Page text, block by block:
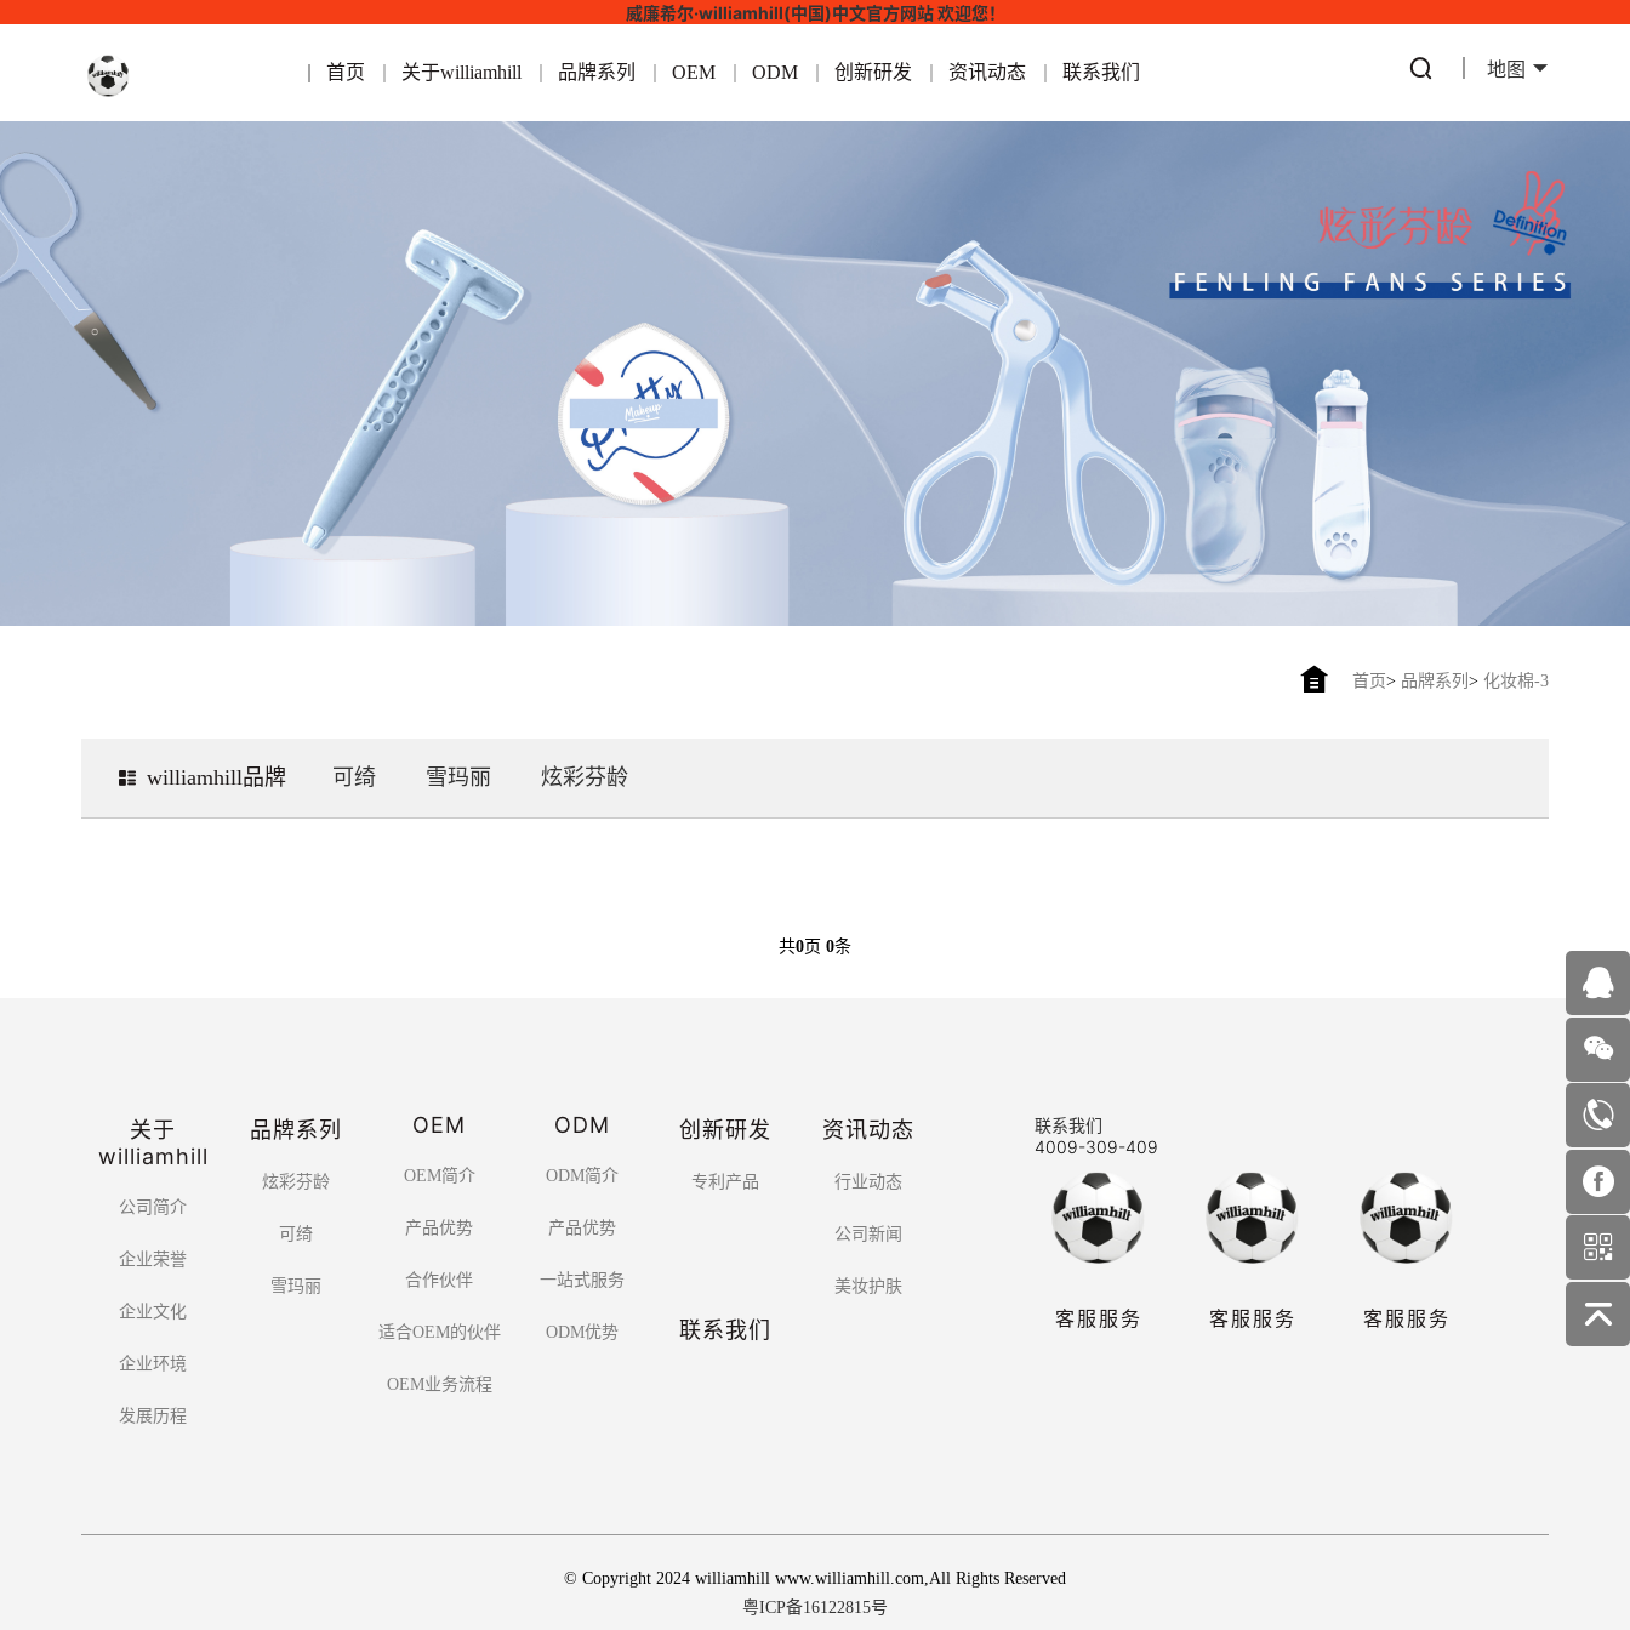
威廉希尔·williamhill(中国)中文官方网站 欢迎您！
首页 关于williamhill 品牌系列 OEM ODM 创新研发 资讯动态 联系我们 地图
首页> 品牌系列 > 化妆棉-3
williamhill品牌 可绮 雪玛丽 炫彩芬龄
共0页 0条
关于
williamhill
公司简介
企业荣誉
企业文化
企业环境
发展历程
品牌系列
炫彩芬龄
可绮
雪玛丽
OEM
OEM简介
产品优势
合作伙伴
适合OEM的伙伴
OEM业务流程
ODM
ODM简介
产品优势
一站式服务
ODM优势
创新研发
专利产品
资讯动态
行业动态
公司新闻
美妆护肤
联系我们
联系我们
4009-309-409
客服服务 客服服务 客服服务
© Copyright 2024 williamhill www.williamhill.com,All Rights Reserved
粤ICP备16122815号